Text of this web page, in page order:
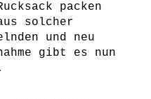
packen
solcher
und neu
gibt es nun